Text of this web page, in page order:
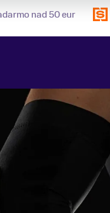
nad 50 eur